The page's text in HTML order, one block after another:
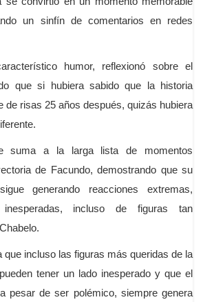
un sinfín de comentarios en redes
humor, reflexionó sobre el
que si hubiera sabido que la historia
de risas 25 años después, quizás hubiera
suma a la larga lista de momentos
de Facundo, demostrando que su
generando reacciones extremas,
incluso de figuras tan
que incluso las figuras más queridas de la
tener un lado inesperado y que el
pesar de ser polémico, siempre genera